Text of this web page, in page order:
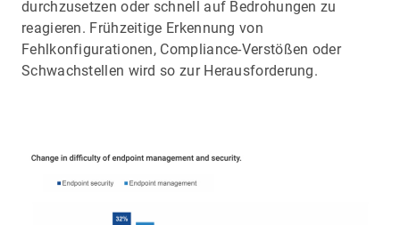
durchzusetzen oder schnell auf Bedrohungen zu
reagieren. Frühzeitige Erkennung von
Fehlkonfigurationen, Compliance-Verstößen oder
Schwachstellen wird so zur Herausforderung.